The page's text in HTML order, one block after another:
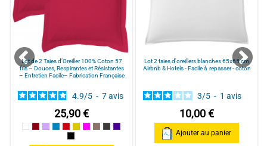
Lot de 2 Taies d’Oreiller 100% Coton 57
fils – Douces, Respirantes et Résistantes
– Entretien Facile– Fabrication Française
4.9/5 - 7avis
25,90 €
BlancBordeaux
Parme
BleuRougeJauneFramboise / Fuschia
TaupeAnthracite
Violine
Noir
Lot 2 taies d'oreillers blanches 65x65 cm
Airbnb & Hotels - Facile à repasser - coton
3/5 - 1 avis
10,00 €
Ajouter au panier